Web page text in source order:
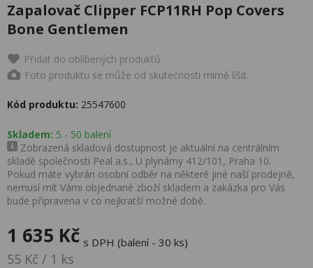
Zapalovač Clipper FCP11RH Pop Covers
Bone Gentlemen
Přidat do oblíbených produktů
Foto produktu se může od skutečnosti mírně lišit.
Kód produktu: 25547600
Skladem: 5 - 50 balení
Zobrazená skladová dostupnost je aktuální na centrálním
skladě společnosti Peal a.s., U plynárny 412/101, Praha 10.
Pokud máte vybrán osobní odběr na některé jiné naší prodejně,
nemusí mít Vámi objednané zboží skladem a zakázka pro Vás
bude připravena v co nejkratší možné době.
1 635 Kč s DPH (balení - 30 ks)
55 Kč / 1 ks